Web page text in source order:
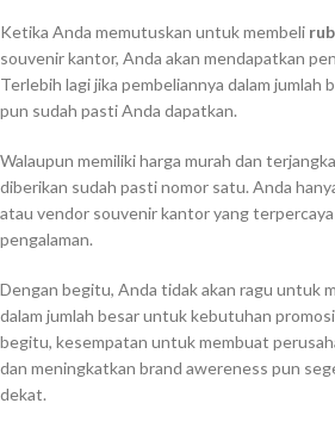
Ketika Anda memutuskan untuk membeli
souvenir kantor, Anda akan mendapatkan
Terlebih lagi jika pembeliannya dalam jumlah
pun sudah pasti Anda dapatkan.
Walaupun memiliki harga murah dan
diberikan sudah pasti nomor satu. Anda
atau vendor souvenir kantor yang
pengalaman.
Dengan begitu, Anda tidak akan ragu untuk
dalam jumlah besar untuk kebutuhan
begitu, kesempatan untuk membuat
dan meningkatkan brand awereness pun
dekat.